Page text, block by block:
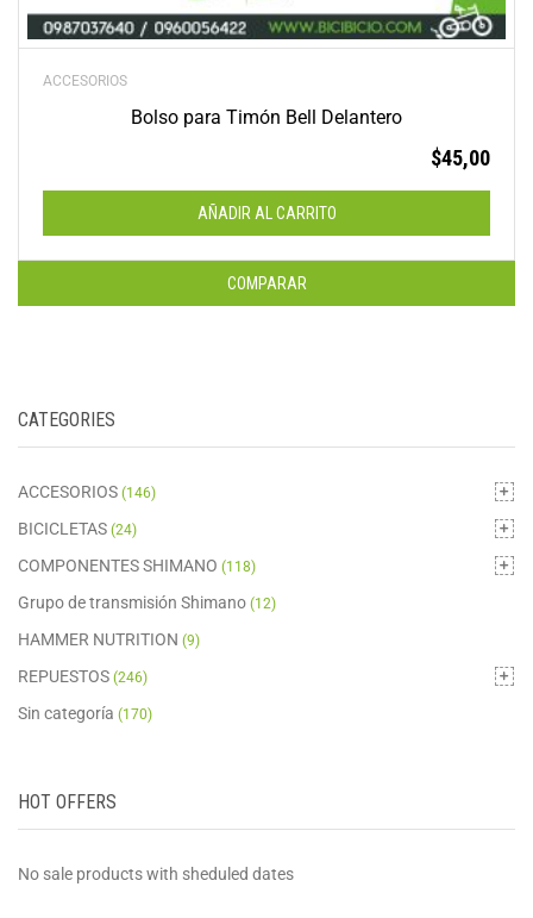
ACCESORIOS
Bolso para Timón Bell Delantero
$45,00
AÑADIR AL CARRITO
COMPARAR
CATEGORIES
ACCESORIOS (146)
BICICLETAS (24)
COMPONENTES SHIMANO (118)
Grupo de transmisión Shimano (12)
HAMMER NUTRITION (9)
REPUESTOS (246)
Sin categoría (170)
HOT OFFERS
No sale products with sheduled dates